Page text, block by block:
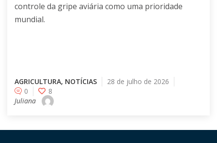
controle da gripe aviária como uma prioridade
mundial.
AGRICULTURA, NOTÍCIAS
28 de julho de 2026
0
8
Juliana